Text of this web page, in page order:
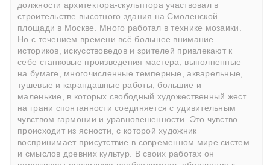
должности архитектора-скульптора участвовал в
строительстве высотного здания на Смоленской
площади в Москве. Много работал в технике мозаики.
Но с течением времени всё большее внимание
историков, искусствоведов и зрителей привлекают к
себе станковые произведения мастера, выполненные
на бумаге, многочисленные темперные, акварельные,
тушевые и карандашные работы, большие и
маленькие, в которых свободный художественный жест
на грани спонтанности соединяется с удивительным
чувством гармонии и уравновешенности. Это чувство
происходит из ясности, с которой художник
воспринимает присутствие в современном мире систем
и смыслов древних культур. В своих работах он